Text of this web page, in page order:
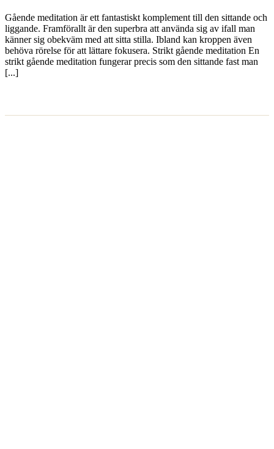
Gående meditation är ett fantastiskt komplement till den sittande och
liggande. Framförallt är den superbra att använda sig av ifall man
känner sig obekväm med att sitta stilla. Ibland kan kroppen även
behöva rörelse för att lättare fokusera. Strikt gående meditation En
strikt gående meditation fungerar precis som den sittande fast man
[...]